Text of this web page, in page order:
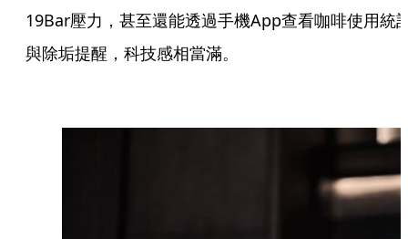
19Bar壓力，甚至還能透過手機App查看咖啡使用統
與除垢提醒，科技感相當滿。